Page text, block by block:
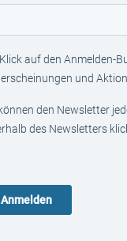
auf den Anmelden-
und
den Newsletter
des Newsletters